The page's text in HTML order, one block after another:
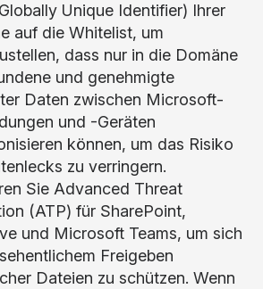
Unique Identifier) Ihrer
auf die Whitelist, um
dass nur in die Domäne
und genehmigte
Daten zwischen Microsoft-
und -Geräten
können, um das Risiko
zu verringern.
Sie Advanced Threat
(ATP) für SharePoint,
und Microsoft Teams, um sich
Freigeben
Dateien zu schützen. Wenn